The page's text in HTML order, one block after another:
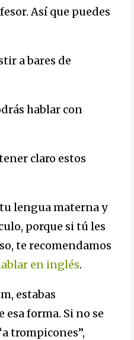
Así que puedes
a bares de
hablar con
claro estos
lengua materna y
porque si tú les
te recomendamos
en inglés.
estabas
forma. Si no se
trompicones”,